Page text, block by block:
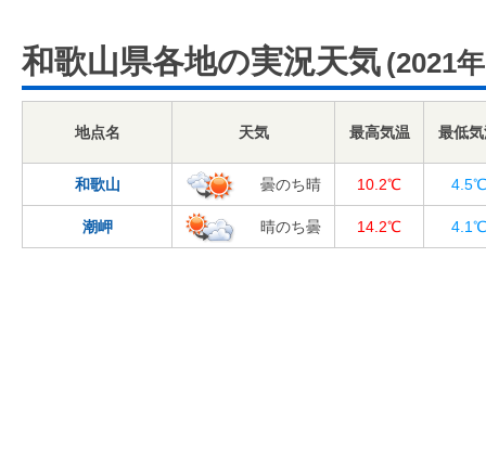
和歌山県各地の実況天気 (2021
地点名 天気 最高気温 最低
和歌山 曇のち晴 10.2℃ 4.5℃
潮岬 晴のち曇 14.2℃ 4.1℃